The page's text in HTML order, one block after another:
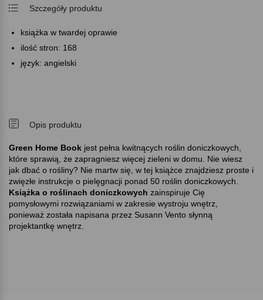
Szczegóły produktu
książka w twardej oprawie
ilość stron: 168
język: angielski
Opis produktu
Green Home Book jest pełna kwitnących roślin doniczkowych,
które sprawią, że zapragniesz więcej zieleni w domu. Nie wiesz
jak dbać o rośliny? Nie martw się, w tej książce znajdziesz proste i
zwięzłe instrukcje o pielęgnacji ponad 50 roślin doniczkowych.
Książka o roślinach doniczkowych zainspiruje Cię
pomysłowymi rozwiązaniami w zakresie wystroju wnętrz,
ponieważ została napisana przez Susann Vento słynną
projektantkę wnętrz.